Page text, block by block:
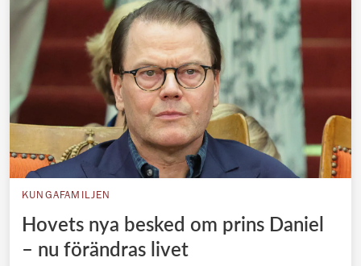
KUNGAFAMILJEN
Hovets nya besked om prins Daniel
– nu förändras livet